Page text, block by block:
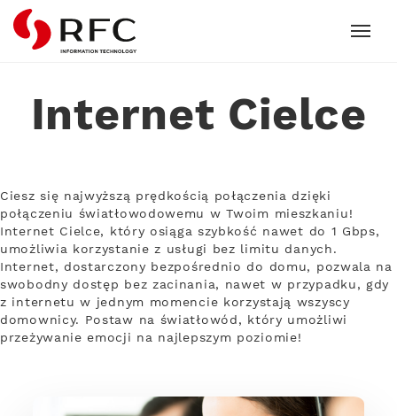
RFC
Internet Cielce
Ciesz się najwyższą prędkością połączenia dzięki
połączeniu światłowodowemu w Twoim mieszkaniu!
Internet Cielce, który osiąga szybkość nawet do 1 Gbps,
umożliwia korzystanie z usługi bez limitu danych.
Internet, dostarczony bezpośrednio do domu, pozwala na
swobodny dostęp bez zacinania, nawet w przypadku, gdy
z internetu w jednym momencie korzystają wszyscy
domownicy. Postaw na światłowód, który umożliwi
przeżywanie emocji na najlepszym poziomie!